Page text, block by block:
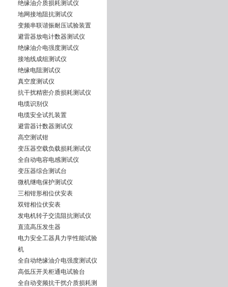
绝缘油介质损耗测试仪
地网接地阻抗测试仪
变频串联谐振耐压试验装置
避雷器放电计数器测试仪
绝缘油介电强度测试仪
接地线成组测试仪
绝缘电阻测试仪
真空度测试仪
抗干扰精密介质损耗测试仪
电缆识别仪
电缆安全试扎装置
避雷器计数器测试仪
高空测试钳
变压器空载负载损耗测试仪
全自动电容电感测试仪
变压器综合测试台
微机继电保护测试仪
三相钳形相位伏安表
双钳相位伏安表
发电机转子交流阻抗测试仪
直流高压发生器
电力安全工器具力学性能试验
机
全自动绝缘油介电强度测试仪
高低压开关柜通电试验台
全自动变频抗干扰介质损耗测